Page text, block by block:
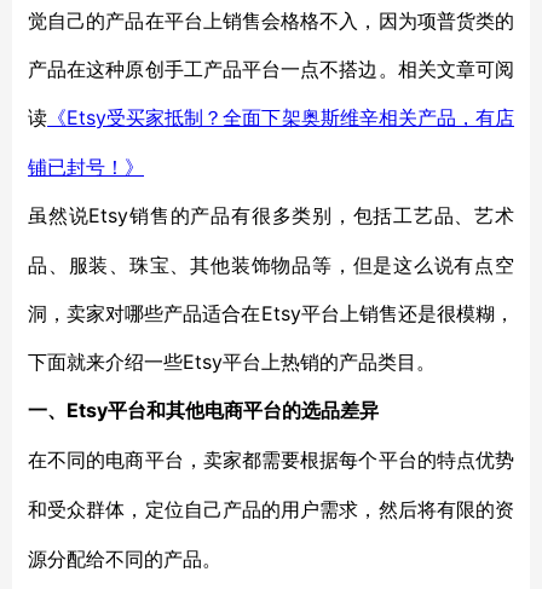
觉自己的产品在平台上销售会格格不入，因为项普货类的
产品在这种原创手工产品平台一点不搭边。相关文章可阅
读 《Etsy受买家抵制？全面下架奥斯维辛相关产品，有店
铺已封号！》
虽然说Etsy销售的产品有很多类别，包括工艺品、艺术
品、服装、珠宝、其他装饰物品等，但是这么说有点空
洞，卖家对哪些产品适合在Etsy平台上销售还是很模糊，
下面就来介绍一些Etsy平台上热销的产品类目。
一、 Etsy平台和其他电商平台的选品差异
在不同的电商平台，卖家都需要根据每个平台的特点优势
和受众群体，定位自己产品的用户需求，然后将有限的资
源分配给不同的产品。